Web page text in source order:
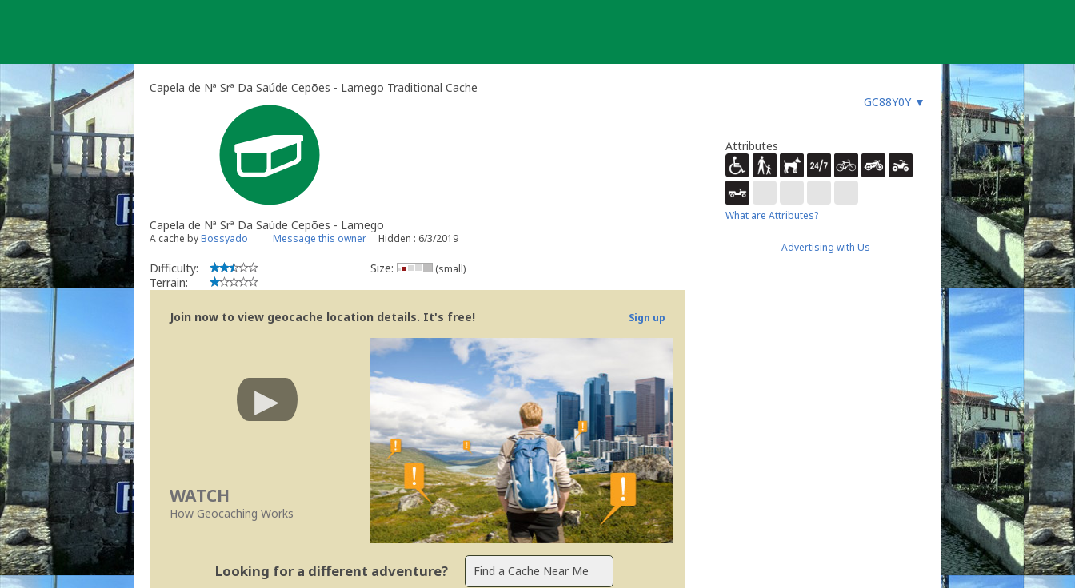
Capela de Nª Srª Da Saúde Cepões - Lamego Traditional Cache
GC88Y0Y ▼
Capela de Nª Srª Da Saúde Cepões - Lamego
A cache byBossyado Message this owner Hidden : 6/3/2019
Difficulty:
Terrain:
Size: (small)
Join now to view geocache location details. It's free! Sign up
WATCH
How Geocaching Works
Looking for a different adventure?
Attributes
What are Attributes?
Advertising with Us